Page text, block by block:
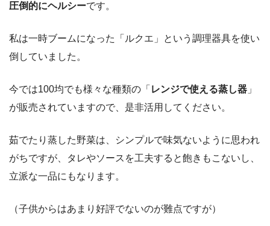
圧倒的にヘルシーです。
私は一時ブームになった「ルクエ」という調理器具を使い
倒していました。
今では100均でも様々な種類の「 レンジで使える蒸し器 」
が販売されていますので、是非活用してください。
茹でたり蒸した野菜は、シンプルで味気ないように思われ
がちですが、タレやソースを工夫すると飽きもこないし、
立派な一品にもなります。
（子供からはあまり好評でないのが難点ですが）